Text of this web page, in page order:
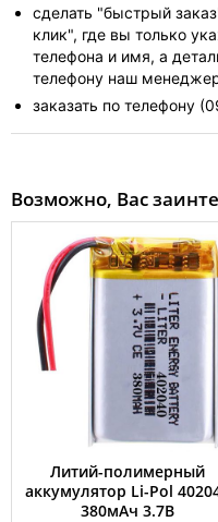
сделать "быстрый
клик", где вы только
телефона и имя, а
телефону наш
заказать по телефону
Возможно, Вас
Литий-полимерный
аккумулятор Li-Pol
380мАч 3.7В